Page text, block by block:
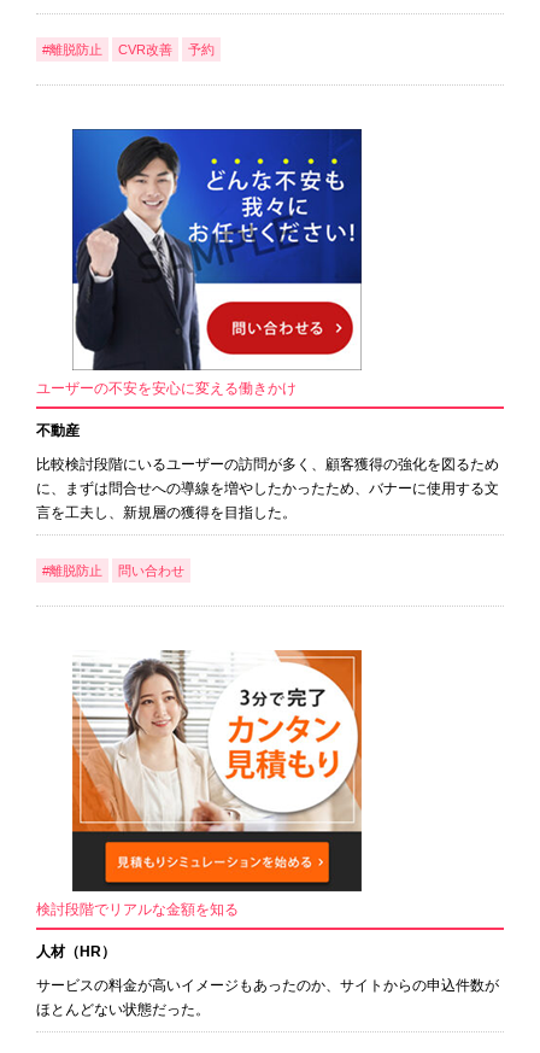
#離脱防止 CVR改善 予約
ユーザーの不安を安心に変える働きかけ
不動産
比較検討段階にいるユーザーの訪問が多く、顧客獲得の強化を図るため
に、まずは問合せへの導線を増やしたかったため、バナーに使用する文
言を工夫し、新規層の獲得を目指した。
#離脱防止 問い合わせ
検討段階でリアルな金額を知る
人材（HR）
サービスの料金が高いイメージもあったのか、サイトからの申込件数が
ほとんどない状態だった。